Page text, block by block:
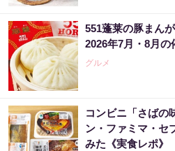
551蓬莱の豚まん
2026年7月・8月の
グルメ
コンビニ「さばの
ン・ファミマ・セ
みた《実食レポ》